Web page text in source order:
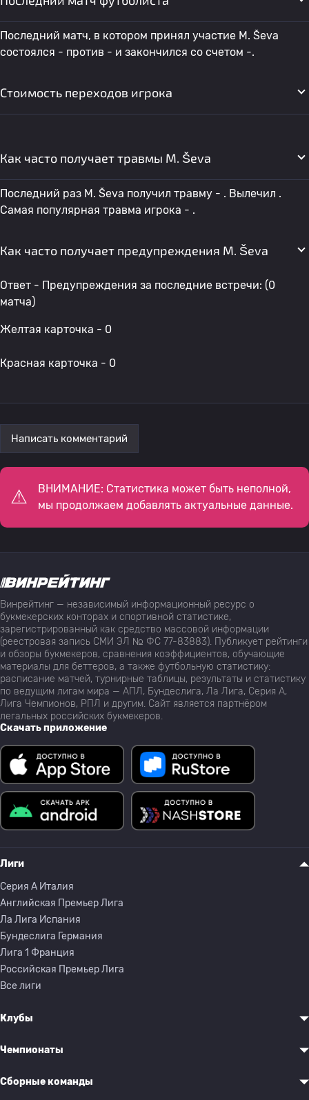
Последний матч, в котором принял участие M. Ševa
состоялся - против - и закончился со счетом -.
Стоимость переходов игрока
Как часто получает травмы M. Ševa
Последний раз M. Ševa получил травму - . Вылечил .
Самая популярная травма игрока - .
Как часто получает предупреждения M. Ševa
Ответ - Предупреждения за последние встречи: (0
матча)
Желтая карточка - 0
Красная карточка - 0
Написать комментарий
ВНИМАНИЕ: Статистика может быть неполной,
мы продолжаем добавлять актуальные данные.
Винрейтинг — независимый информационный ресурс о
букмекерских конторах и спортивной статистике,
зарегистрированный как средство массовой информации
(реестровая запись СМИ ЭЛ № ФС 77-83883). Публикует рейтинги
и обзоры букмекеров, сравнения коэффициентов, обучающие
материалы для беттеров, а также футбольную статистику:
расписание матчей, турнирные таблицы, результаты и статистику
по ведущим лигам мира — АПЛ, Бундеслига, Ла Лига, Серия А,
Лига Чемпионов, РПЛ и другим. Сайт является партнёром
легальных российских букмекеров.
Скачать приложение
Лиги
Серия A Италия
Английская Премьер Лига
Ла Лига Испания
Бундеслига Германия
Лига 1 Франция
Российская Премьер Лига
Все лиги
Клубы
Чемпионаты
Сборные команды